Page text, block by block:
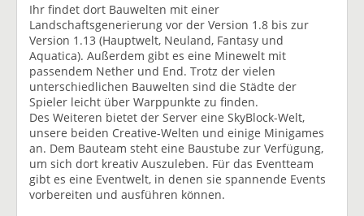
Ihr findet dort Bauwelten mit einer
Landschaftsgenerierung vor der Version 1.8 bis zur
Version 1.13 (Hauptwelt, Neuland, Fantasy und
Aquatica). Außerdem gibt es eine Minewelt mit
passendem Nether und End. Trotz der vielen
unterschiedlichen Bauwelten sind die Städte der
Spieler leicht über Warppunkte zu finden.
Des Weiteren bietet der Server eine SkyBlock-Welt,
unsere beiden Creative-Welten und einige Minigames
an. Dem Bauteam steht eine Baustube zur Verfügung,
um sich dort kreativ Auszuleben. Für das Eventteam
gibt es eine Eventwelt, in denen sie spannende Events
vorbereiten und ausführen können.